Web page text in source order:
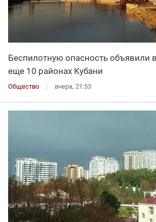
Беспилотную опасность объявили
еще 10 районах Кубани
Общество вчера, 21:53